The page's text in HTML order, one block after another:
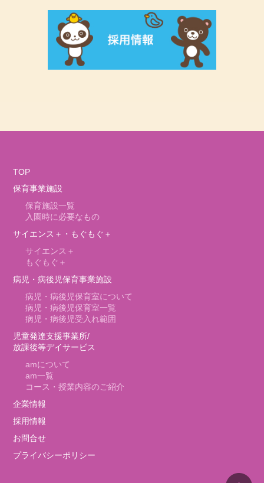
TOP
保育事業施設
保育施設一覧
入園時に必要なもの
サイエンス＋・もぐもぐ＋
サイエンス＋
もぐもぐ＋
病児・病後児保育事業施設
病児・病後児保育室について
病児・病後児保育室一覧
病児・病後児受入れ範囲
児童発達支援事業所/
放課後等デイサービス
amについて
am一覧
コース・授業内容のご紹介
企業情報
採用情報
お問合せ
プライバシーポリシー